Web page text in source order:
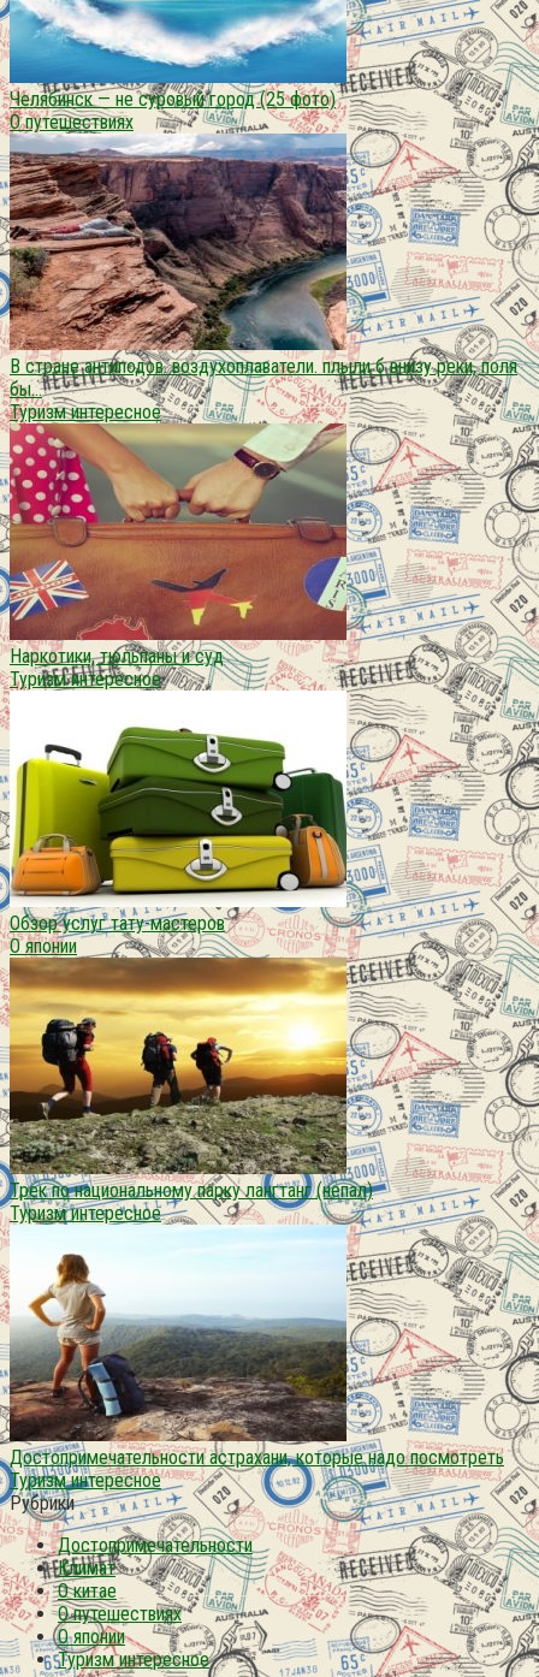
Челябинск — не суровый город (25 фото)
О путешествиях
В стране антиподов. воздухоплаватели. плыли б внизу реки, поля
бы…
Туризм интересное
Наркотики, тюльпаны и суд
Туризм интересное
Обзор услуг тату-мастеров
О японии
Трек по национальному парку лангтанг (непал)
Туризм интересное
Достопримечательности астрахани, которые надо посмотреть
Туризм интересное
Рубрики
Достопримечательности
Климат
О китае
О путешествиях
О японии
Туризм интересное